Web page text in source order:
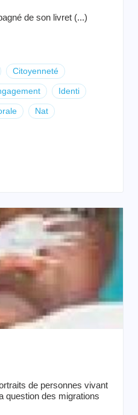
de son livret (...)
Citoyenneté
Identi
Nat
de personnes vivant
question des migrations